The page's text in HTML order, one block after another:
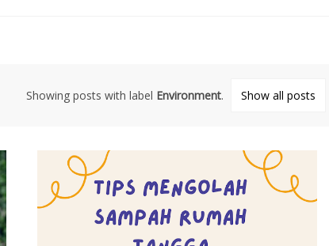
Showing posts with label Environment. Show all posts